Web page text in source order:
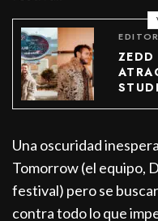
ZEDD
Una oscuridad
Tomorrow (el equipo,
festival) pero se
contra todo lo que